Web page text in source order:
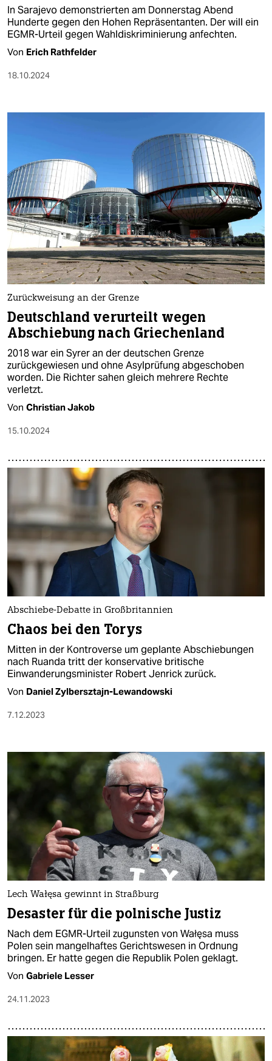
In Sarajevo demonstrierten am Donnerstag Abend
Hunderte gegen den Hohen Repräsentanten. Der will ein
EGMR-Urteil gegen Wahldiskriminierung anfechten.
Von Erich Rathfelder
18.10.2024
Zurückweisung an der Grenze
Deutschland verurteilt wegen
Abschiebung nach Griechenland
2018 war ein Syrer an der deutschen Grenze
zurückgewiesen und ohne Asylprüfung abgeschoben
worden. Die Richter sahen gleich mehrere Rechte
verletzt.
Von Christian Jakob
15.10.2024
Abschiebe-Debatte in Großbritannien
Chaos bei den Torys
Mitten in der Kontroverse um geplante Abschiebungen
nach Ruanda tritt der konservative britische
Einwanderungsminister Robert Jenrick zurück.
Von Daniel Zylbersztajn-Lewandowski
7.12.2023
Lech Wałęsa gewinnt in Straßburg
Desaster für die polnische Justiz
Nach dem EGMR-Urteil zugunsten von Wałęsa muss
Polen sein mangelhaftes Gerichtswesen in Ordnung
bringen. Er hatte gegen die Republik Polen geklagt.
Von Gabriele Lesser
24.11.2023